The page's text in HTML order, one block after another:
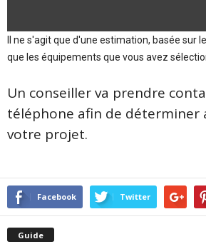
Il ne s'agit que d'une estimation, basée sur
que les équipements que vous avez
Un conseiller va prendre
téléphone afin de déterminer
votre projet.
Facebook Twitter
Guide